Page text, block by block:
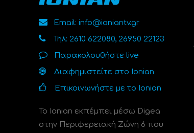
Email: info@ioniantv.gr
Τηλ: 2610 622080, 26950 22123
Παρακολουθήστε live
Διαφημιστείτε στο Ionian
Επικοινωνήστε με το Ionian
Το Ionian εκπέμπει μέσω Digea
στην Περιφερειακή Ζώνη 6 που